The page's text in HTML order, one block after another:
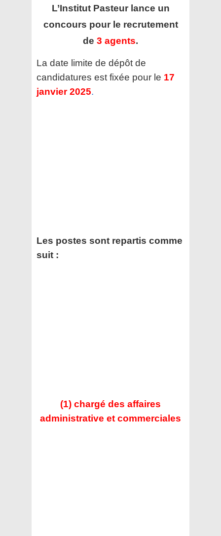
L’Institut Pasteurlance un
concours pour le recrutement
de 3 agents.
La date limite de dépôt de
candidatures est fixée pour le 17
janvier 2025.
Les postes sont repartis comme
suit :
(1) chargé des affaires
administrative et commerciales